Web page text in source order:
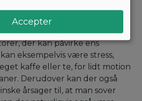
kan påvirke ens
der kan påvirke ens
eksempelvis være stress,
kaffe eller te, for lidt motion
Derudover kan der også
årsager til, at man sover
Accepter